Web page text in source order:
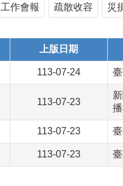
工作會報 疏散收容 災
上版日期
113-07-24
113-07-23
113-07-23
113-07-23